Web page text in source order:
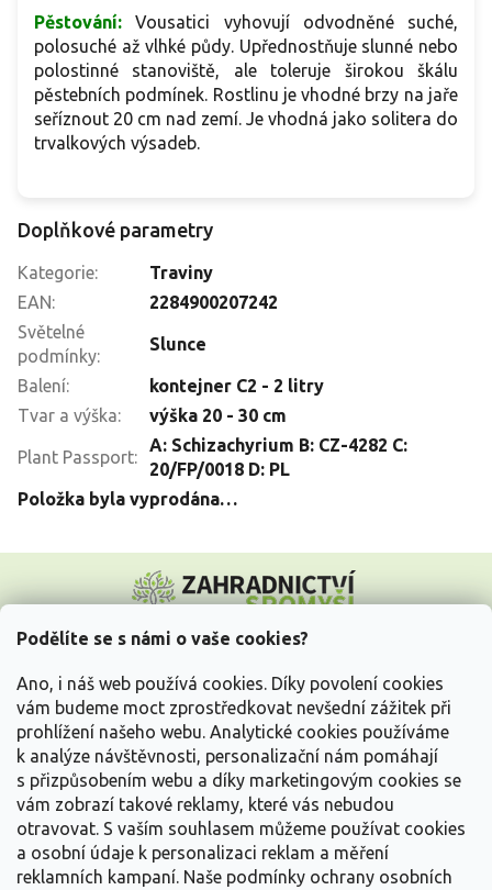
Podělíte se s námi o vaše cookies?
Ano, i náš web používá cookies. Díky povolení cookies
vám budeme moct zprostředkovat nevšední zážitek při
prohlížení našeho webu. Analytické cookies používáme
k analýze návštěvnosti, personalizační nám pomáhají
s přizpůsobením webu a díky marketingovým cookies se
vám zobrazí takové reklamy, které vás nebudou
otravovat. S vaším souhlasem můžeme používat cookies
a osobní údaje k personalizaci reklam a měření
reklamních kampaní. Naše podmínky ochrany osobních
Pěstování: Vousatici vyhovují odvodněné suché,
polosuché až vlhké půdy. Upřednostňuje slunné nebo
polostinné stanoviště, ale toleruje širokou škálu
pěstebních podmínek. Rostlinu je vhodné brzy na jaře
seříznout 20 cm nad zemí. Je vhodná jako solitera do
trvalkových výsadeb.
Doplňkové parametry
Kategorie:
Traviny
EAN:
2284900207242
Světelné
podmínky:
Slunce
Balení:
kontejner C2 - 2 litry
Tvar a výška: výška 20 - 30 cm
Plant Passport:
A: Schizachyrium B: CZ-4282 C:
20/FP/0018 D: PL
Položka byla vyprodána…
p
Vše o nákupu
Informace pro Vás
Kontakujte nás